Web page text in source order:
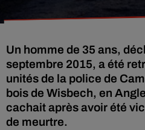
Un homme de 35 ans,
septembre 2015, a été
unités de la police de
bois de Wisbech, en
cachait après avoir été
de meurtre.